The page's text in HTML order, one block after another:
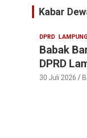
Kabar
DPRD
Babak
DPRD
Seluruh
30 Juli 2026